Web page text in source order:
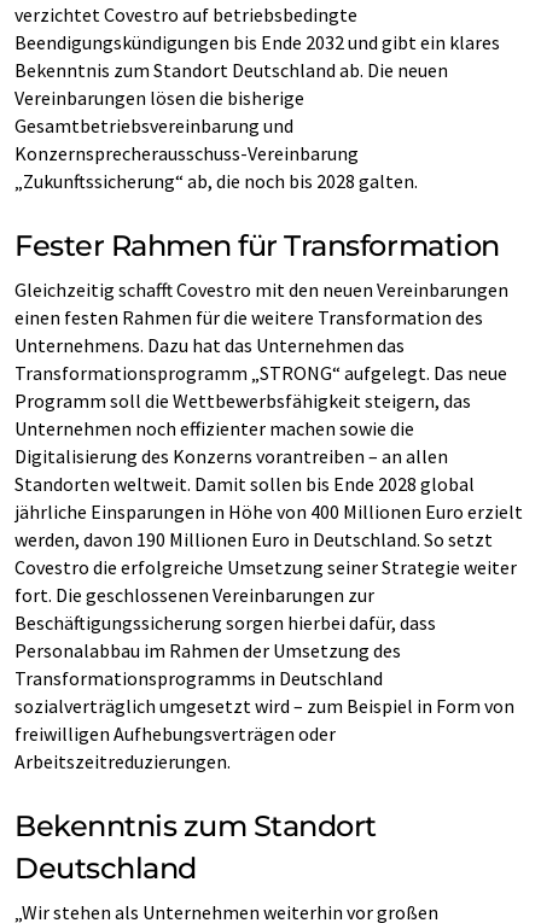
verzichtet Covestro auf betriebsbedingte
Beendigungskündigungen bis Ende 2032 und gibt ein klares
Bekenntnis zum Standort Deutschland ab. Die neuen
Vereinbarungen lösen die bisherige
Gesamtbetriebsvereinbarung und
Konzernsprecherausschuss-Vereinbarung
„Zukunftssicherung“ ab, die noch bis 2028 galten.
Fester Rahmen für Transformation
Gleichzeitig schafft Covestro mit den neuen Vereinbarungen
einen festen Rahmen für die weitere Transformation des
Unternehmens. Dazu hat das Unternehmen das
Transformationsprogramm „STRONG“ aufgelegt. Das neue
Programm soll die Wettbewerbsfähigkeit steigern, das
Unternehmen noch effizienter machen sowie die
Digitalisierung des Konzerns vorantreiben – an allen
Standorten weltweit. Damit sollen bis Ende 2028 global
jährliche Einsparungen in Höhe von 400 Millionen Euro erzielt
werden, davon 190 Millionen Euro in Deutschland. So setzt
Covestro die erfolgreiche Umsetzung seiner Strategie weiter
fort. Die geschlossenen Vereinbarungen zur
Beschäftigungssicherung sorgen hierbei dafür, dass
Personalabbau im Rahmen der Umsetzung des
Transformationsprogramms in Deutschland
sozialverträglich umgesetzt wird – zum Beispiel in Form von
freiwilligen Aufhebungsverträgen oder
Arbeitszeitreduzierungen.
Bekenntnis zum Standort
Deutschland
„Wir stehen als Unternehmen weiterhin vor großen